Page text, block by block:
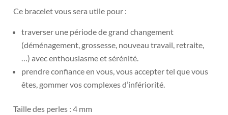
Ce bracelet vous sera utile pour :
traverser une période de grand changement
(déménagement, grossesse, nouveau travail, retraite,
…) avec enthousiasme et sérénité.
prendre confiance en vous, vous accepter tel que vous
êtes, gommer vos complexes d’infériorité.
Taille des perles : 4 mm